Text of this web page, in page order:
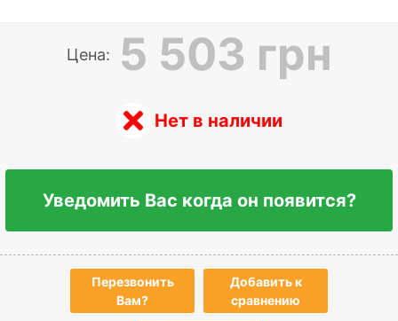
Цена: 5 503 грн
Нет в наличии
Уведомить Вас когда он появится?
Перезвонить
Вам?
Добавить к
сравнению